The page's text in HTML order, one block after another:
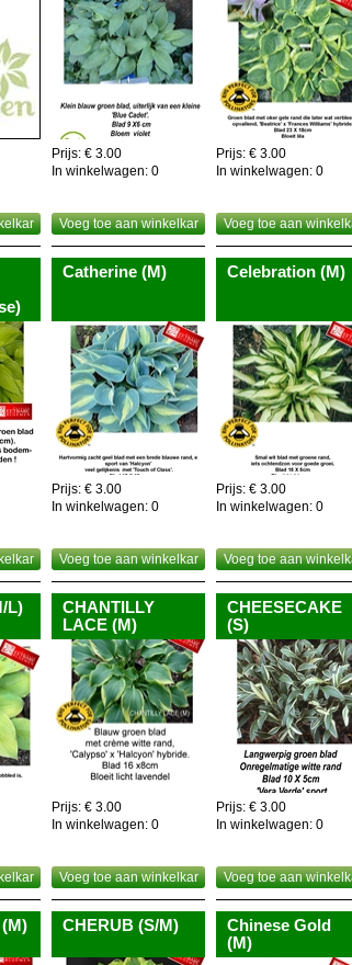
Prijs: € 3.00
In winkelwagen: 0
Voeg toe aan winkelkar
Prijs: € 3.00
In winkelwagen: 0
Voeg toe aan
Catherine (M)
Prijs: € 3.00
In winkelwagen: 0
Voeg toe aan winkelkar
Celebration (M)
Prijs: € 3.00
In winkelwagen: 0
Voeg toe aan
L)
CHANTILLY
LACE (M)
Prijs: € 3.00
In winkelwagen: 0
Voeg toe aan winkelkar
CHEESECAKE
(S)
Prijs: € 3.00
In winkelwagen: 0
Voeg toe aan
CHERUB (S/M)
Chinese Gold
(M)